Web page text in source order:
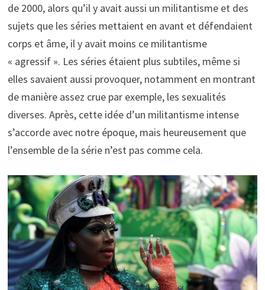
de 2000, alors qu’il y avait aussi un militantisme et des
sujets que les séries mettaient en avant et défendaient
corps et âme, il y avait moins ce militantisme
« agressif ». Les séries étaient plus subtiles, même si
elles savaient aussi provoquer, notamment en montrant
de manière assez crue par exemple, les sexualités
diverses. Après, cette idée d’un militantisme intense
s’accorde avec notre époque, mais heureusement que
l’ensemble de la série n’est pas comme cela.